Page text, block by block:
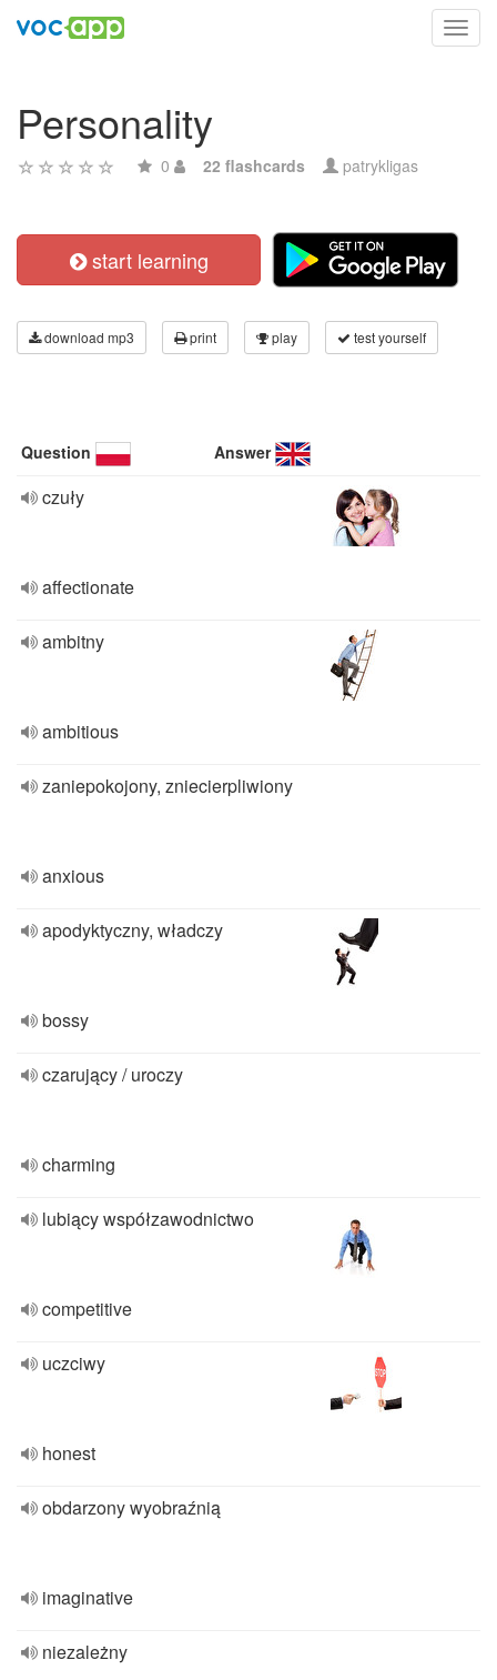
Personality
0 22 flashcards patrykligas
start learning
download mp3 print play test yourself
Question Answer
czuły
affectionate
ambitny
ambitious
zaniepokojony, zniecierpliwiony
anxious
apodyktyczny, władczy
bossy
czarujący / uroczy
charming
lubiący współzawodnictwo
competitive
uczciwy
honest
obdarzony wyobraźnią
imaginative
niezależny